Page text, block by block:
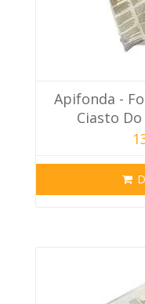
Apifonda -
Ciasto